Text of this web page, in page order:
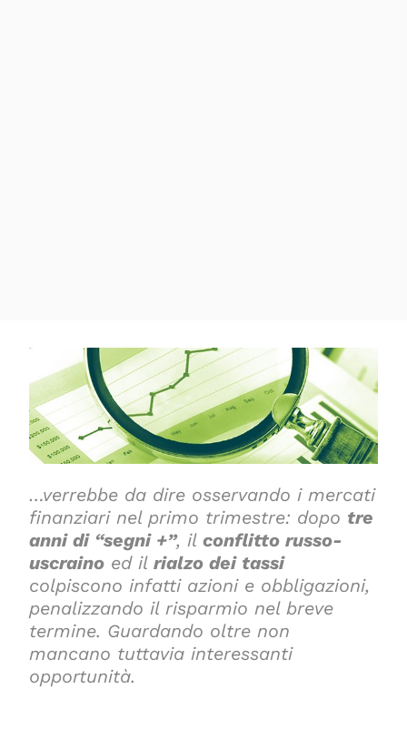
…verrebbe da dire osservando i mercati
finanziari nel primo trimestre: dopo tre
anni di “segni +”, ilconflitto russo-
uscraino ed ilrialzo dei tassi
colpiscono infatti azioni e obbligazioni,
penalizzando il risparmio nel breve
termine. Guardando oltre non
mancano tuttavia interessanti
opportunità.